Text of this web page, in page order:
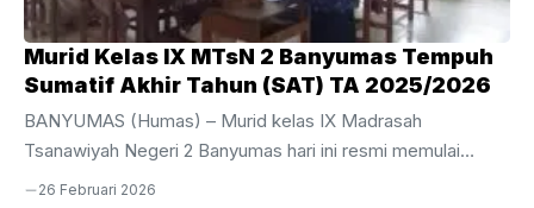
Murid Kelas IX MTsN 2 Banyumas Tempuh
Sumatif Akhir Tahun (SAT) TA 2025/2026
BANYUMAS (Humas) – Murid kelas IX Madrasah
Tsanawiyah Negeri 2 Banyumas hari ini resmi memulai
perjuangan mereka dalam pelaksanaan Sumatif Akhir Tahun
26 Februari 2026